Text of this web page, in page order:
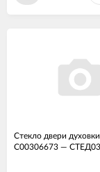
Стекло двери
C00306673 —